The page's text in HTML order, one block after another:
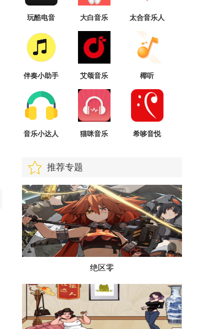
玩酷电音 大白音乐 太合音乐人
伴奏小助手 艾颂音乐 椰听
音乐小达人 猫咪音乐 希哆音悦
推荐专题
绝区零